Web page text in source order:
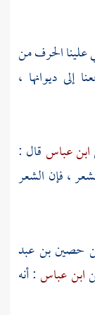
علينا الحرف من
إلى ديوانها ،
ابن عباسقال :
، فإن الشعر
حصين بن عبد
ابن عباس: أنه